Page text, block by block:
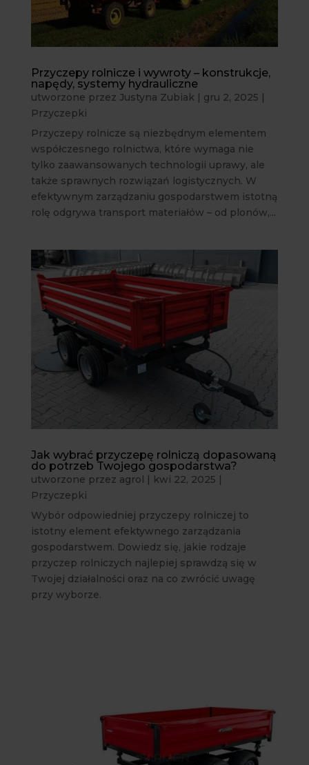
Przyczepy rolnicze i wywroty – konstrukcje,
napędy, systemy hydrauliczne
utworzone przez Justyna Zubiak| gru 2, 2025 |
Przyczepki
Przyczepy rolnicze są niezbędnym elementem
współczesnego rolnictwa, które wymaga nie
tylko zaawansowanych technologii uprawy, ale
także sprawnych rozwiązań logistycznych. W
efektywnym zarządzaniu gospodarstwem istotną
rolę odgrywa transport materiałów – od plonów,...
Jak wybrać przyczepę rolniczą dopasowaną
do potrzeb Twojego gospodarstwa?
utworzone przez agrol | kwi 22, 2025 |
Przyczepki
Wybór odpowiedniej przyczepy rolniczej to
istotny element efektywnego zarządzania
gospodarstwem. Dowiedz się, jakie rodzaje
przyczep rolniczych najlepiej sprawdzą się w
Twojej działalności oraz na co zwrócić uwagę
przy wyborze.